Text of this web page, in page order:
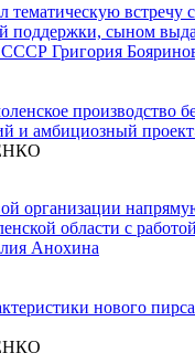
тематическую встречу
поддержки, сыном
СССР Григория
производство
и амбициозный
организации
области с
Анохина
нового